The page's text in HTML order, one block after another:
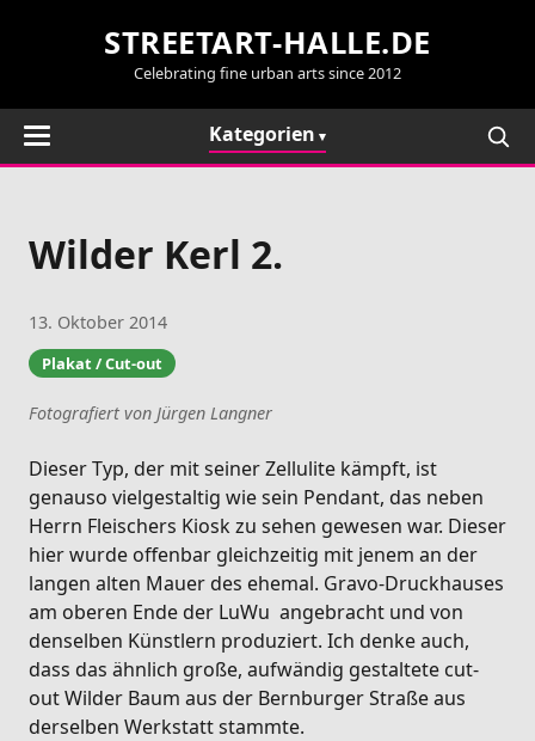
STREETART-HALLE.DE
Celebrating fine urban arts since 2012
Kategorien
Wilder Kerl 2.
13. Oktober 2014
Plakat / Cut-out
Fotografiert von Jürgen Langner
Dieser Typ, der mit seiner Zellulite kämpft, ist
genauso vielgestaltig wie sein Pendant, das neben
Herrn Fleischers Kiosk zu sehen gewesen war. Dieser
hier wurde offenbar gleichzeitig mit jenem an der
langen alten Mauer des ehemal. Gravo-Druckhauses
am oberen Ende der LuWu angebracht und von
denselben Künstlern produziert. Ich denke auch,
dass das ähnlich große, aufwändig gestaltete cut-
out Wilder Baum aus der Bernburger Straße aus
derselben Werkstatt stammte.